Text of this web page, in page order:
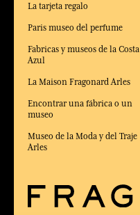
La tarjeta regalo
Paris museo del perfume
Fabricas y museos de la Costa
Azul
La Maison Fragonard Arles
Encontrar una fábrica o un
museo
Museo de la Moda y del Traje
Arles